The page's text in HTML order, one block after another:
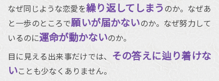
なぜ同じような恋愛を繰り返してしまうのか。なぜあ
と一歩のところで願いが届かないのか。なぜ努力して
いるのに運命が動かないのか。
目に見える出来事だけでは、 その答えに辿り着けな
いことも少なくありません。